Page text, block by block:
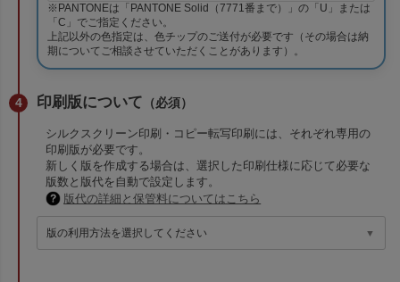
※PANTONEは「PANTONE Solid（7771番まで）」の「U」または
「C」でご指定ください。
上記以外の色指定は、色チップのご送付が必要です（その場合は納
期についてご相談させていただくことがあります）。
印刷版について （必須）
シルクスクリーン印刷・コピー転写印刷には、それぞれ専用の
印刷版が必要です。
新しく版を作成する場合は、選択した印刷仕様に応じて必要な
版数と版代を自動で設定します。
版代の詳細と保管料についてはこちら